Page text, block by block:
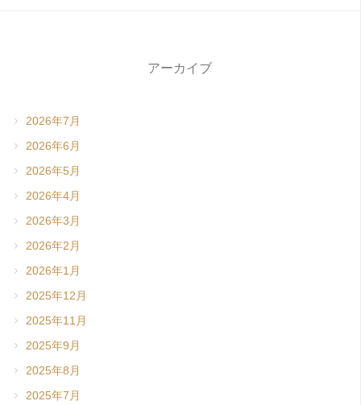
アーカイブ
2026年7月
2026年6月
2026年5月
2026年4月
2026年3月
2026年2月
2026年1月
2025年12月
2025年11月
2025年9月
2025年8月
2025年7月